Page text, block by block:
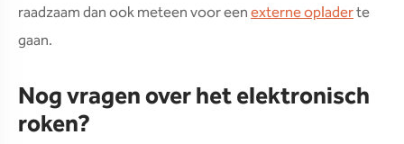
raadzaam dan ook meteen voor eenexterne opladerte
gaan.
Nog vragen over het elektronisch
roken?